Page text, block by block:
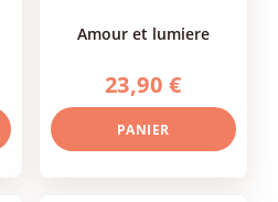
amour et lumiere
23,90 €
PANIER